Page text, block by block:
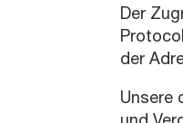
Der
der
Unsere